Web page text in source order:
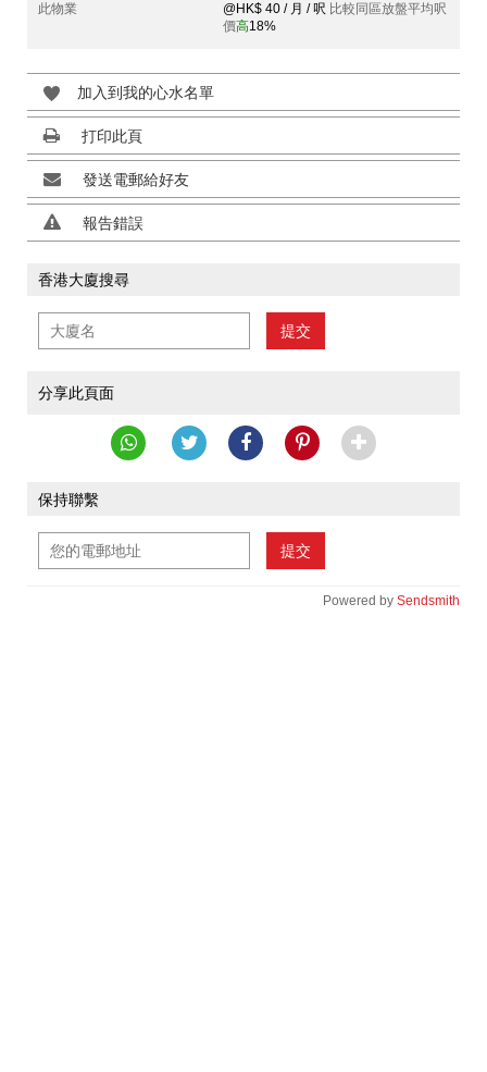
此物業
@HK$ 40 / 月 / 呎 比較同區放盤平均呎
價高18%
加入到我的心水名單
打印此頁
發送電郵給好友
報告錯誤
香港大廈搜尋
提交
分享此頁面
保持聯繫
提交
Powered by Sendsmith